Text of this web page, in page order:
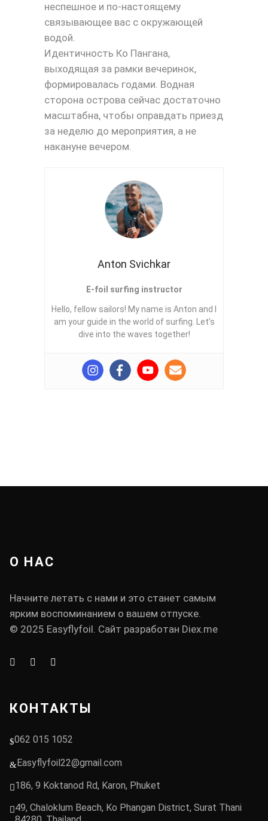
неспешное и по-настоящему
связывающее вас с окружающей
водой.
Идентичность Ко Пангана,
выходящая за рамки вечеринок,
формировалась годами. Водная
сторона острова сейчас достаточно
масштабна, чтобы оправдать приезд
за неделю до мероприятия, а не
накануне вечером.
Anton Svichkar
E-foil surfing instructor
Hello, fellow sailors! My name is Anton and I
am your guide in the world of surfing. Let’s
dive into the waves together!
О НАС
Начните летать с нами и это станет самым
ярким воспоминанием о вашем отпуске.
© 2025 Easyflyfoil. Сайт разработан Diex.me
КОНТАКТЫ
062 015 1052
Easyflyfoil22@gmail.com
186, 9 Koktanod Rd, Karon, Phuket
49, Chaloklum Beach, Ko Phangan District, Surat Thani